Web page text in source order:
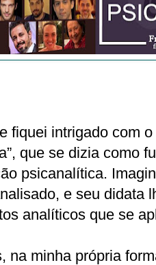
fiquei intrigado com o
que se dizia como
psicanalítica.
e seu didata
analíticos que se
na minha própria